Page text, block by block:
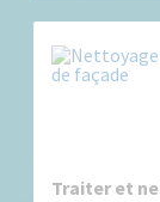
Traiter et